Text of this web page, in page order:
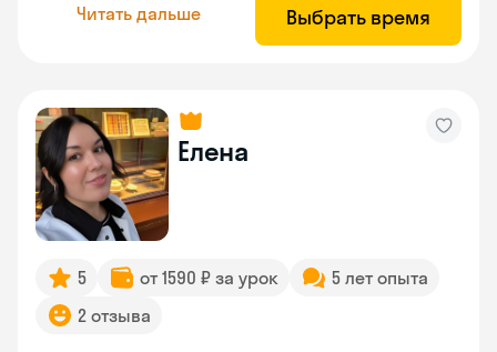
Читать дальше Выбрать время
Елена
5 от 1590 ₽ за урок
5 лет опыта
2 отзыва